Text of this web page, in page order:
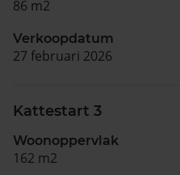
86 m2
Verkoopdatum
27 februari 2026
Kattestart 3
Woonoppervlak
162 m2